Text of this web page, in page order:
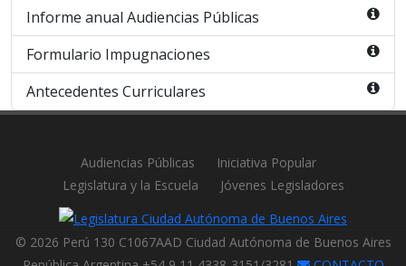
Informe anual Audiencias Públicas
Formulario Impugnaciones
Antecedentes Curriculares
Audiencias Públicas
Iniciativa Popular
Legislatura y la Escuela
Jóvenes Legisladores
© 2026 Perú 130 C1067AAD Ciudad Autónoma de Buenos Aires